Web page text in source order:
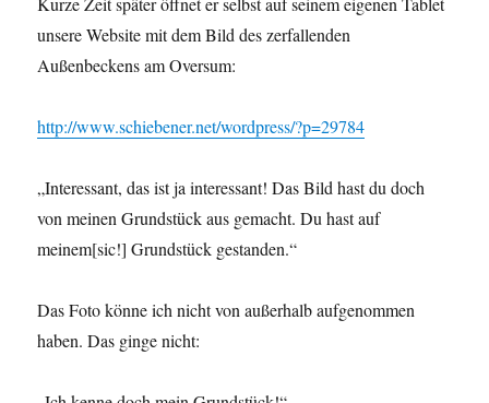
unsere Website mit dem Bild des zerfallenden
Außenbeckens am Oversum:
http://www.schiebener.net/wordpress/?p=29784
„Interessant, das ist ja interessant! Das Bild hast du doch
von meinen Grundstück aus gemacht. Du hast auf
meinem[sic!] Grundstück gestanden.“
Das Foto könne ich nicht von außerhalb aufgenommen
haben. Das ginge nicht: